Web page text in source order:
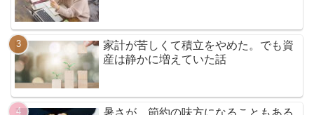
家計が苦しくて積立をやめた。でも資
産は静かに増えていた話
暑さが、節約の味方になることもある